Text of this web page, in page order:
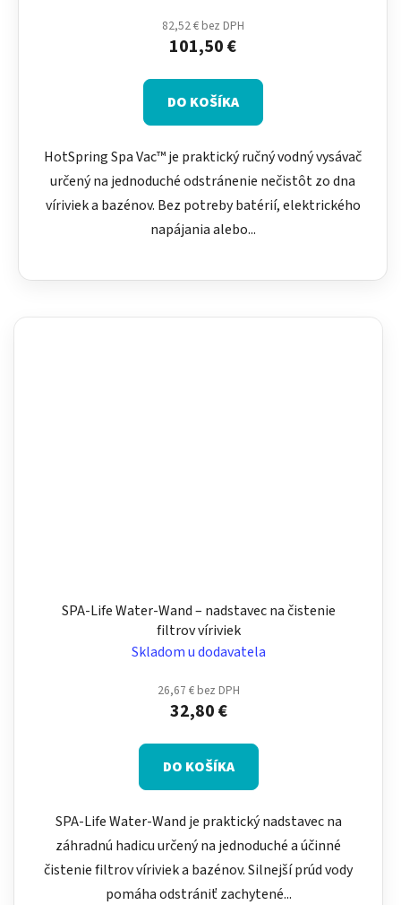
82,52 € bez DPH
101,50 €
DO KOŠÍKA
HotSpring Spa Vac™ je praktický ručný vodný vysávač
určený na jednoduché odstránenie nečistôt zo dna
víriviek a bazénov. Bez potreby batérií, elektrického
napájania alebo...
SPA-Life Water-Wand – nadstavec na čistenie
filtrov víriviek
Skladom u dodavatela
26,67 € bez DPH
32,80 €
DO KOŠÍKA
SPA-Life Water-Wand je praktický nadstavec na
záhradnú hadicu určený na jednoduché a účinné
čistenie filtrov víriviek a bazénov. Silnejší prúd vody
pomáha odstrániť zachytené...